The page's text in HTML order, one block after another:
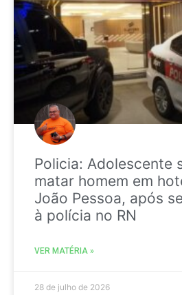
Policia: Adolescente
matar homem em
João Pessoa, após
à polícia no RN
VER MATÉRIA »
28 de julho de 2026